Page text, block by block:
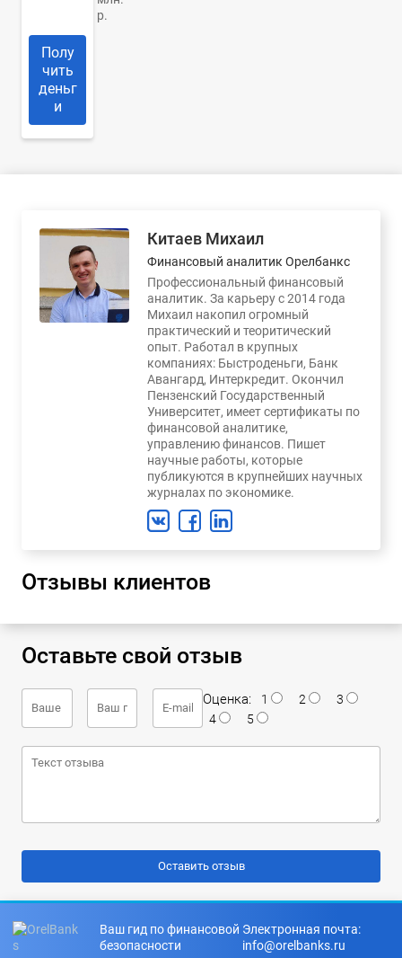
р.
Полу
чить
деньг
и
Китаев Михаил
Финансовый аналитик Орелбанкс
Профессиональный финансовый
аналитик. За карьеру с 2014 года
Михаил накопил огромный
практический и теоритический
опыт. Работал в крупных
компаниях: Быстроденьги, Банк
Авангард, Интеркредит. Окончил
Пензенский Государственный
Университет, имеет сертификаты по
финансовой аналитике,
управлению финансов. Пишет
научные работы, которые
публикуются в крупнейших научных
журналах по экономике.
Отзывы клиентов
Оставьте свой отзыв
Оценка: 1 2
3
4
5
Ваш гид по финансовой
безопасности
Электронная почта:
info@orelbanks.ru